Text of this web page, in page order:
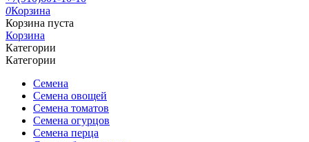
0Корзина
Корзина пуста
Корзина
Категории
Категории
Семена
Семена овощей
Семена томатов
Семена огурцов
Семена перца